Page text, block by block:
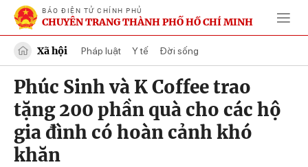
BÁO ĐIỆN TỬ CHÍNH PHỦ
CHUYÊN TRANG THÀNH PHỐ HỒ CHÍ MINH
Xã hội Pháp luật Y tế Đời sống
Phúc Sinh và K Coffee trao
tặng 200 phần quà cho các hộ
gia đình có hoàn cảnh khó
khăn